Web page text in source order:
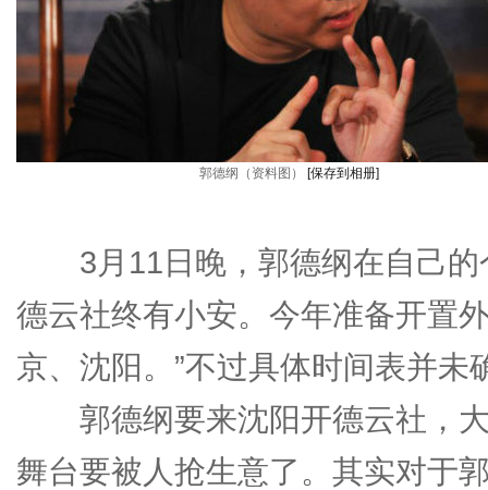
郭德纲（资料图） [保存到相册]
3月11日晚，郭德纲在自己的
德云社终有小安。今年准备开置
京、沈阳。”不过具体时间表并未
郭德纲要来沈阳开德云社，大
舞台要被人抢生意了。其实对于